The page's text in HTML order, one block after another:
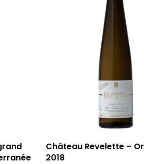
Château Revelette –
2018